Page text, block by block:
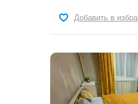
Добавить в